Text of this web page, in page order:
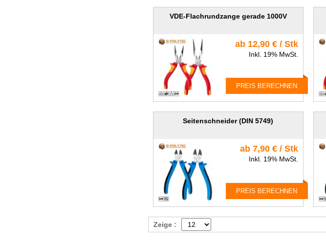
VDE-Flachrundzange gerade 1000V
ab 12,90 € / Stk
Inkl. 19% MwSt.
PREIS BERECHNEN
Seitenschneider (DIN 5749)
ab 7,90 € / Stk
Inkl. 19% MwSt.
PREIS BERECHNEN
Zeige :